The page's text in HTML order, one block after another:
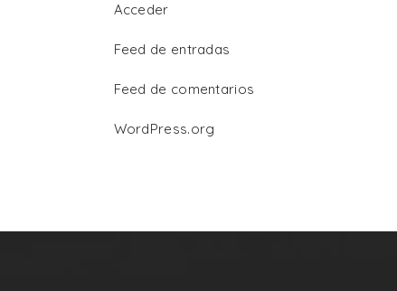
Acceder
Feed de entradas
Feed de comentarios
WordPress.org